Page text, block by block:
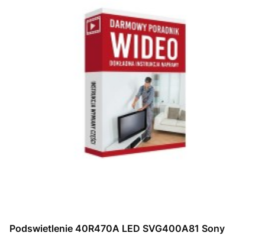
Podswietlenie 40R470A LED SVG400A81 Sony